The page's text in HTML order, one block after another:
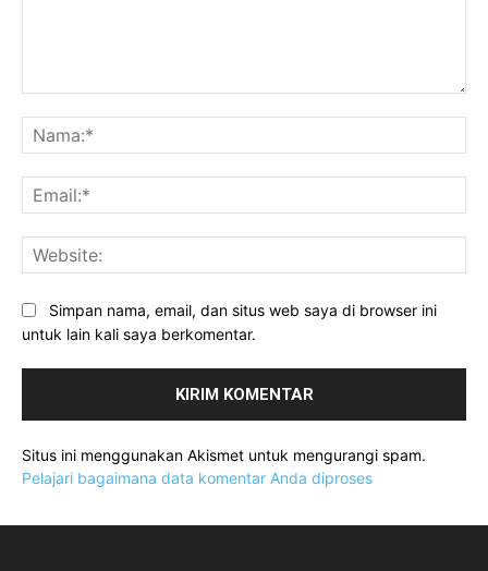
Simpan nama, email, dan situs web saya di browser ini
untuk lain kali saya berkomentar.
Situs ini menggunakan Akismet untuk mengurangi spam.
Pelajari bagaimana data komentar Anda diproses